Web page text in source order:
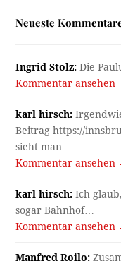
Neueste
Ingrid Stolz: Die
Kommentar ansehen
karl hirsch:
Beitrag https://
sieht man…
Kommentar ansehen
karl hirsch: Ich
sogar Bahnhof…
Kommentar ansehen
Manfred Roilo: